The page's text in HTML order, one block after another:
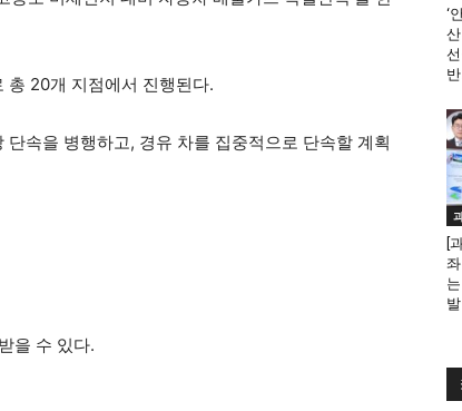
총 20개 지점에서 진행된다.
속을 병행하고, 경유 차를 집중적으로 단속할 계획
을 수 있다.
‘
[